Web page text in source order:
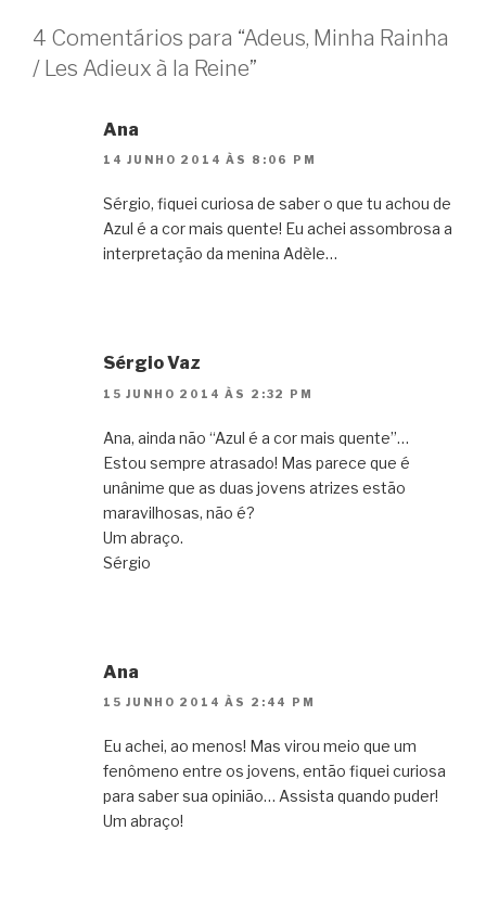
4 Comentários para “Adeus, Minha Rainha
/ Les Adieux à la Reine”
Ana
14 JUNHO 2014 ÀS 8:06 PM
Sérgio, fiquei curiosa de saber o que tu achou de
Azul é a cor mais quente! Eu achei assombrosa a
interpretação da menina Adèle…
Sérgio Vaz
15 JUNHO 2014 ÀS 2:32 PM
Ana, ainda não “Azul é a cor mais quente”…
Estou sempre atrasado! Mas parece que é
unânime que as duas jovens atrizes estão
maravilhosas, não é?
Um abraço.
Sérgio
Ana
15 JUNHO 2014 ÀS 2:44 PM
Eu achei, ao menos! Mas virou meio que um
fenômeno entre os jovens, então fiquei curiosa
para saber sua opinião… Assista quando puder!
Um abraço!